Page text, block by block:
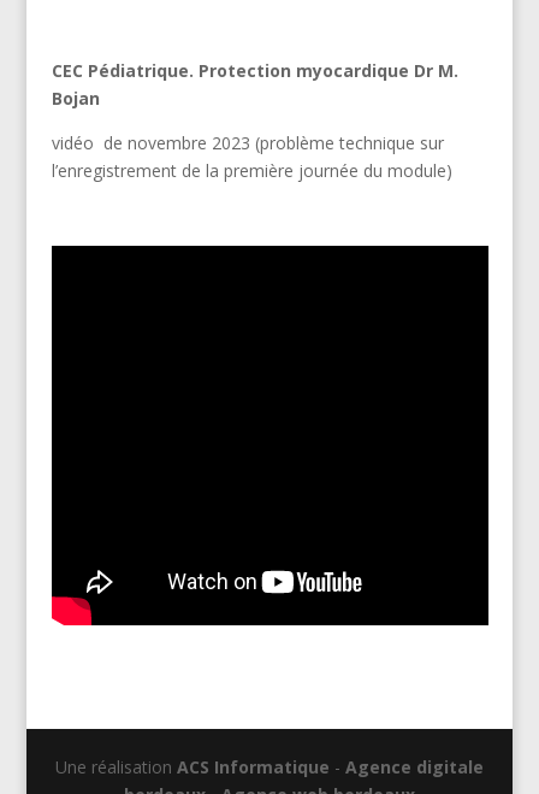
CEC Pédiatrique. Protection myocardique Dr M.
Bojan
vidéo de novembre 2023 (problème technique sur
l’enregistrement de la première journée du module)
Une réalisation ACS Informatique - Agence digitale